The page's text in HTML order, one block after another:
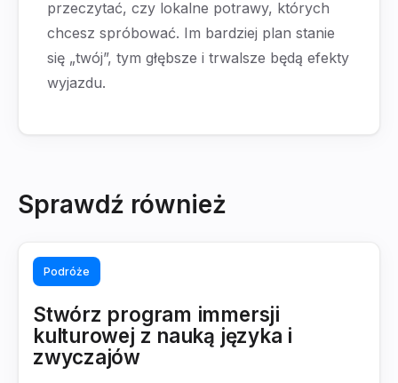
przeczytać, czy lokalne potrawy, których
chcesz spróbować. Im bardziej plan stanie
się „twój”, tym głębsze i trwalsze będą efekty
wyjazdu.
Sprawdź również
Podróże
Stwórz program immersji
kulturowej z nauką języka i
zwyczajów